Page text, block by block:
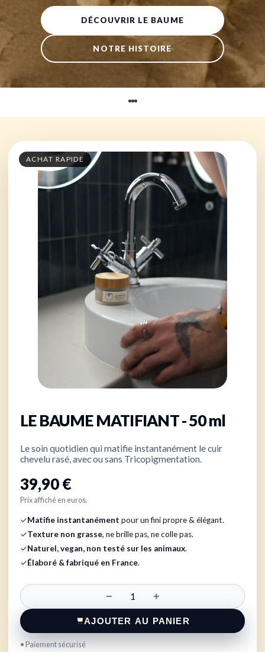
DÉCOUVRIR LE BAUME
NOTRE HISTOIRE
ACHAT RAPIDE
LE BAUME MATIFIANT - 50 ml
Le soin quotidien qui matifie instantanément le cuir
chevelu rasé, avec ou sans Tricopigmentation.
39,90 €
Prix affiché en euros.
✓Matifie instantanément pour un fini propre & élégant.
✓Texture non grasse, ne brille pas, ne colle pas.
✓Naturel, vegan, non testé sur les animaux.
✓Élaboré & fabriqué en France.
− +
AJOUTER AU PANIER
• Paiement sécurisé